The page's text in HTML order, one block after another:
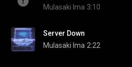
Mulasaki Ima 3:10
Server Down
Mulasaki Ima 2:22